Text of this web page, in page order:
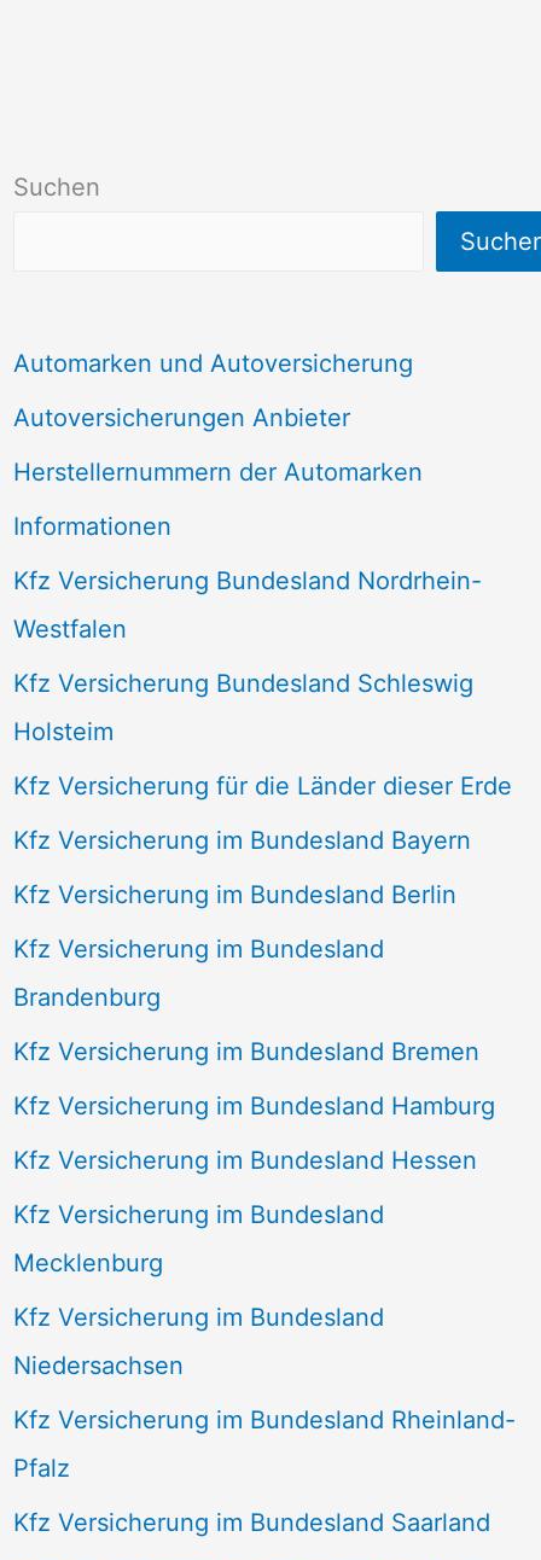
Suchen
Automarken und Autoversicherung
Autoversicherungen Anbieter
Herstellernummern der Automarken
Informationen
Kfz Versicherung Bundesland Nordrhein-
Westfalen
Kfz Versicherung Bundesland Schleswig
Holsteim
Kfz Versicherung für die Länder dieser Erde
Kfz Versicherung im Bundesland Bayern
Kfz Versicherung im Bundesland Berlin
Kfz Versicherung im Bundesland
Brandenburg
Kfz Versicherung im Bundesland Bremen
Kfz Versicherung im Bundesland Hamburg
Kfz Versicherung im Bundesland Hessen
Kfz Versicherung im Bundesland
Mecklenburg
Kfz Versicherung im Bundesland
Niedersachsen
Kfz Versicherung im Bundesland Rheinland-
Pfalz
Kfz Versicherung im Bundesland Saarland